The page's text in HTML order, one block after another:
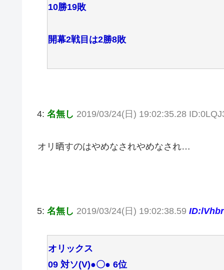
10勝19敗
開幕2戦目は2勝8敗
4: 名無し 2019/03/24(日) 19:02:35.28
オリ晒すのはやめなされやめなされ…
5: 名無し 2019/03/24(日) 19:02:38.59
オリックス
09 対ソ(V)●〇● 6位